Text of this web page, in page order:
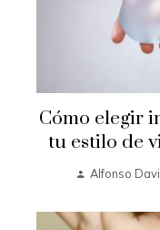
Cómo elegir
tu estilo de
Alfonso